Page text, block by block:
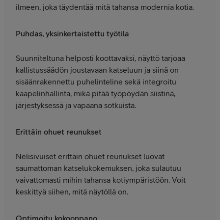
ilmeen, joka täydentää mitä tahansa modernia kotia.
Puhdas, yksinkertaistettu työtila
Suunniteltuna helposti koottavaksi, näyttö tarjoaa
kallistussäädön joustavaan katseluun ja siinä on
sisäänrakennettu puhelinteline sekä integroitu
kaapelinhallinta, mikä pitää työpöydän siistinä,
järjestyksessä ja vapaana sotkuista.
Erittäin ohuet reunukset
Nelisivuiset erittäin ohuet reunukset luovat
saumattoman katselukokemuksen, joka sulautuu
vaivattomasti mihin tahansa kotiympäristöön. Voit
keskittyä siihen, mitä näytöllä on.
Optimoitu kokoonpano